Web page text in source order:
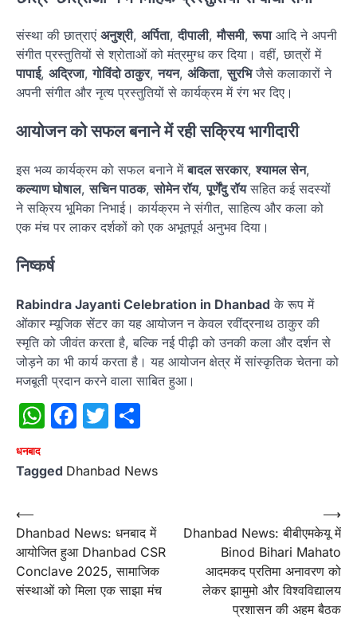
संस्था की छात्राएं अनुश्री, अर्पिता,दीपाली,मौसमी,रूपाआदि ने अपनी
संगीत प्रस्तुतियों से श्रोताओं को मंत्रमुग्ध कर दिया। वहीं, छात्रों में
पापाई, अद्रिजा,गोविंदो ठाकुर,नयन, अंकिता,सुरभिजैसे कलाकारों ने
अपनी संगीत और नृत्य प्रस्तुतियों से कार्यक्रम में रंग भर दिए।
आयोजन को सफल बनाने में रही सक्रिय भागीदारी
इस भव्य कार्यक्रम को सफल बनाने मेंबादल सरकार,श्यामल सेन,
कल्याण घोषाल,सचिन पाठक,सोमेन रॉय,पूर्णेंदु रॉयसहित कई सदस्यों
ने सक्रिय भूमिका निभाई। कार्यक्रम ने संगीत, साहित्य और कला को
एक मंच पर लाकर दर्शकों को एक अभूतपूर्व अनुभव दिया।
निष्कर्ष
Rabindra Jayanti Celebration in Dhanbad के रूप में
ओंकार म्यूजिक सेंटर का यह आयोजन न केवल रवींद्रनाथ ठाकुर की
स्मृति को जीवंत करता है, बल्कि नई पीढ़ी को उनकी कला और दर्शन से
जोड़ने का भी कार्य करता है। यह आयोजन क्षेत्र में सांस्कृतिक चेतना को
मजबूती प्रदान करने वाला साबित हुआ।
WhatsApp
Facebook
Twitter
धनबाद
Tagged Dhanbad News
Post
navigation
⟵
Dhanbad News: धनबाद में
आयोजित हुआ Dhanbad CSR
Conclave 2025, सामाजिक
संस्थाओं को मिला एक साझा मंच
Dhanbad News: बीबीएमकेयू में
Binod Bihari Mahato
आदमकद प्रतिमा अनावरण को
लेकर झामुमो और विश्वविद्यालय
प्रशासन की अहम बैठक
⟶